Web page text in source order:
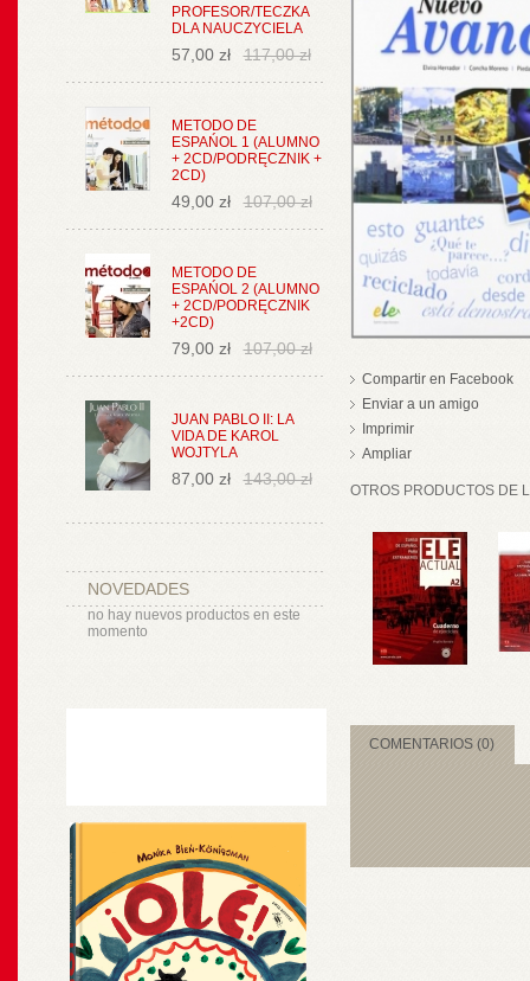
PROFESOR/TECZKA
DLA NAUCZYCIELA
57,00 zł 117,00 zł
METODO DE
ESPAŃOL 1 (ALUMNO
+ 2CD/PODRĘCZNIK +
2CD)
49,00 zł 107,00 zł
METODO DE
ESPAŃOL 2 (ALUMNO
+ 2CD/PODRĘCZNIK
+2CD)
79,00 zł 107,00 zł
JUAN PABLO II: LA
VIDA DE KAROL
WOJTYLA
87,00 zł 143,00 zł
NOVEDADES
no hay nuevos productos en este
momento
Compartir en Facebook
Enviar a un amigo
Imprimir
Ampliar
OTROS PRODUCTOS DE
COMENTARIOS (0)